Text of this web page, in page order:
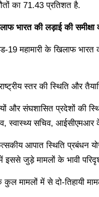
का 71.43 प्रतिशत है.
भारत की लड़ाई की समीक्षा
19 महामारी के खिलाफ
स्‍तर की स्थिति और
और संघशासित प्रदेशों की
स्‍वास्‍थ्‍य सचिव,
आपात स्थिति प्रबंधन
इससे जुड़े मामलों के भावी
मामलों में से दो-तिहायी